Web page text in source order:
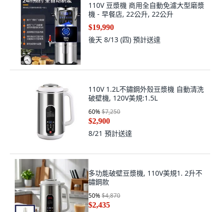
110V 豆漿機 商用全自動免濾大型磨漿
機 - 早餐店, 22公升, 22公升
$19,990
後天 8/13 (四) 預計送達
110V 1.2L不鏽鋼外殼豆漿機 自動清洗
破壁機, 120V美規:1.5L
60%$7,250
$2,900
8/21 預計送達
多功能破壁豆漿機, 110V美規1. 2升不
鏽鋼款
50%$4,870
$2,435